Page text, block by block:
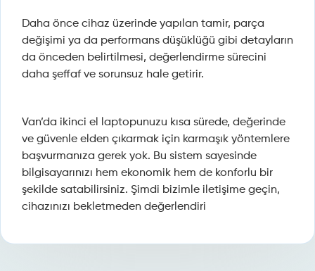
Daha önce cihaz üzerinde yapılan tamir, parça
değişimi ya da performans düşüklüğü gibi detayların
da önceden belirtilmesi, değerlendirme sürecini
daha şeffaf ve sorunsuz hale getirir.
Van’da ikinci el laptopunuzu kısa sürede, değerinde
ve güvenle elden çıkarmak için karmaşık yöntemlere
başvurmanıza gerek yok. Bu sistem sayesinde
bilgisayarınızı hem ekonomik hem de konforlu bir
şekilde satabilirsiniz. Şimdi bizimle iletişime geçin,
cihazınızı bekletmeden değerlendiri